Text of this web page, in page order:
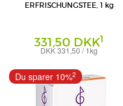
ERFRISCHUNGSTEE, 1 kg
331,50 DKK1
DKK 331,50 / 1kg
Bombastus-Werke AG
Du sparer 10%2